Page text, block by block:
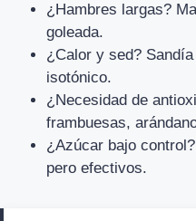
¿Hambres largas?
goleada.
¿Calor y sed?
isotónico.
¿Necesidad de
frambuesas,
¿Azúcar bajo
pero efectivos.